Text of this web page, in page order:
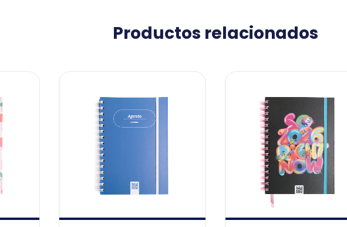
Productos relacionados